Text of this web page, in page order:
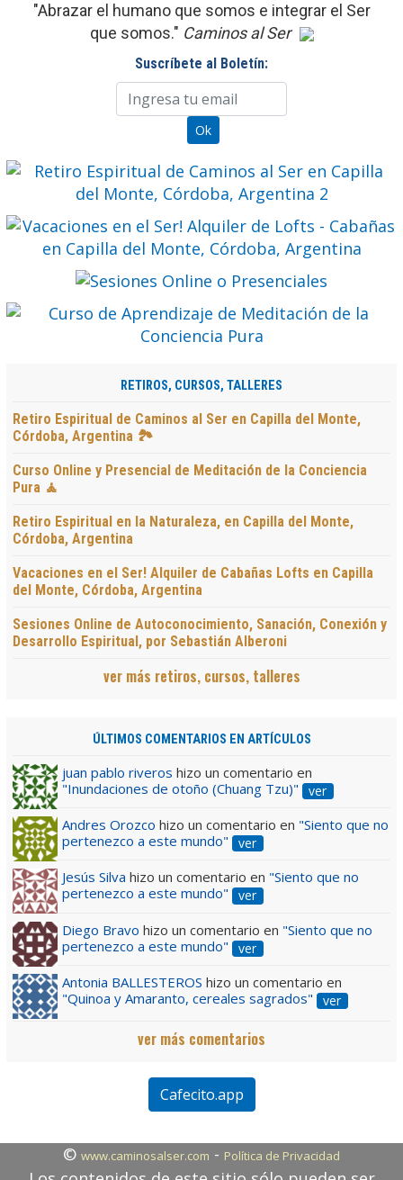
"Abrazar el humano que somos e integrar el Ser
que somos." Caminos al Ser
Suscríbete al Boletín:
RETIROS, CURSOS, TALLERES
Retiro Espiritual de Caminos al Ser en Capilla del Monte,
Córdoba, Argentina 🏞️
Curso Online y Presencial de Meditación de la Conciencia
Pura 🧘
Retiro Espiritual en la Naturaleza, en Capilla del Monte,
Córdoba, Argentina
Vacaciones en el Ser! Alquiler de Cabañas Lofts en Capilla
del Monte, Córdoba, Argentina
Sesiones Online de Autoconocimiento, Sanación, Conexión y
Desarrollo Espiritual, por Sebastián Alberoni
ver más retiros, cursos, talleres
ÚLTIMOS COMENTARIOS EN ARTÍCULOS
juan pablo riveros hizo un comentario en
"Inundaciones de otoño (Chuang Tzu)"
ver
Andres Orozco hizo un comentario en "Siento que no
pertenezco a este mundo"
ver
Jesús Silva hizo un comentario en "Siento que no
pertenezco a este mundo"
ver
Diego Bravo hizo un comentario en "Siento que no
pertenezco a este mundo"
ver
Antonia BALLESTEROS hizo un comentario en
"Quinoa y Amaranto, cereales sagrados"
ver
ver más comentarios
Cafecito.app
© www.caminosalser.com - Política de Privacidad